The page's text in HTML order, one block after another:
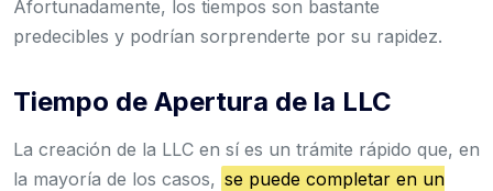
Afortunadamente, los tiempos son bastante
predecibles y podrían sorprenderte por su rapidez.
Tiempo de Apertura de la LLC
La creación de la LLC en sí es un trámite rápido que, en
la mayoría de los casos, se puede completar en un